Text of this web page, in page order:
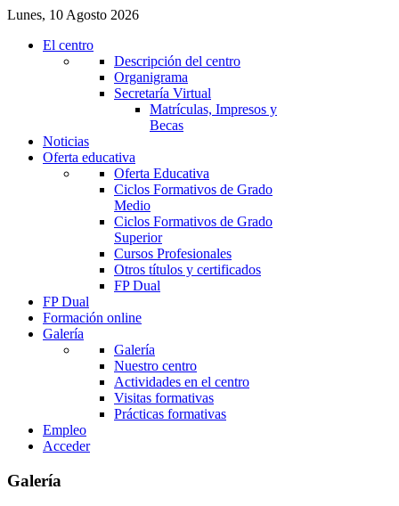
Lunes, 10 Agosto 2026
El centro
Descripción del centro
Organigrama
Secretaría Virtual
Matrículas, Impresos y
Becas
Noticias
Oferta educativa
Oferta Educativa
Ciclos Formativos de Grado
Medio
Ciclos Formativos de Grado
Superior
Cursos Profesionales
Otros títulos y certificados
FP Dual
FP Dual
Formación online
Galería
Galería
Nuestro centro
Actividades en el centro
Visitas formativas
Prácticas formativas
Empleo
Acceder
Galería